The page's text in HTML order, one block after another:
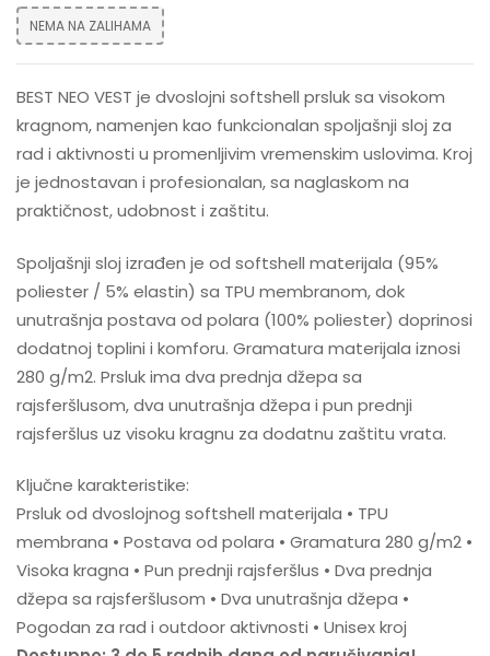
NEMA NA ZALIHAMA
BEST NEO VEST je dvoslojni softshell prsluk sa visokom
kragnom, namenjen kao funkcionalan spoljašnji sloj za
rad i aktivnosti u promenljivim vremenskim uslovima. Kroj
je jednostavan i profesionalan, sa naglaskom na
praktičnost, udobnost i zaštitu.
Spoljašnji sloj izrađen je od softshell materijala (95%
poliester / 5% elastin) sa TPU membranom, dok
unutrašnja postava od polara (100% poliester) doprinosi
dodatnoj toplini i komforu. Gramatura materijala iznosi
280 g/m2. Prsluk ima dva prednja džepa sa
rajsferšlusom, dva unutrašnja džepa i pun prednji
rajsferšlus uz visoku kragnu za dodatnu zaštitu vrata.
Ključne karakteristike:
Prsluk od dvoslojnog softshell materijala • TPU
membrana • Postava od polara • Gramatura 280 g/m2 •
Visoka kragna • Pun prednji rajsferšlus • Dva prednja
džepa sa rajsferšlusom • Dva unutrašnja džepa •
Pogodan za rad i outdoor aktivnosti • Unisex kroj